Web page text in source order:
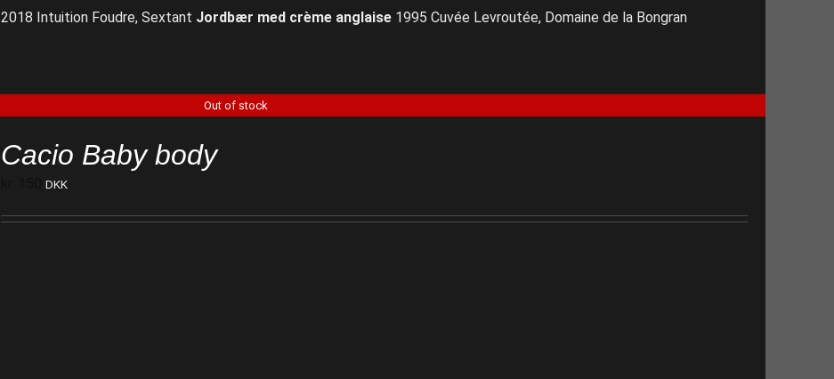
2018 Intuition Foudre, Sextant Jordbær med crème anglaise1995 Cuvée Levroutée, Domaine de la Bongran
Out of stock
Cacio Baby body
DKK